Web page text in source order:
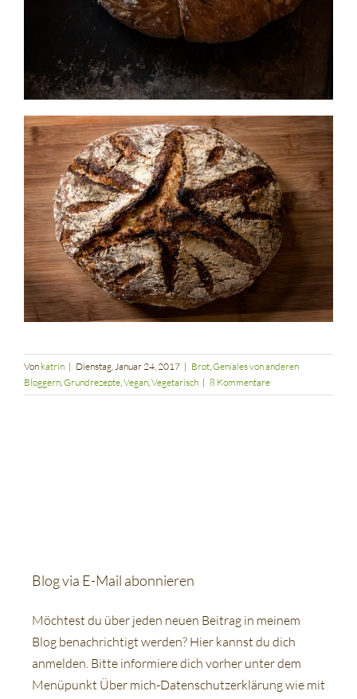
Von katrin | Dienstag, Januar 24, 2017 | Brot Geniales von anderen
Bloggern Grundrezepte Vegan Vegetarisch | 8 Kommentare
Blog via E-Mail abonnieren
Möchtest du über jeden neuen Beitrag in meinem
Blog benachrichtigt werden? Hier kannst du dich
anmelden. Bitte informiere dich vorher unter dem
Menüpunkt Über mich-Datenschutzerklärung wie mit